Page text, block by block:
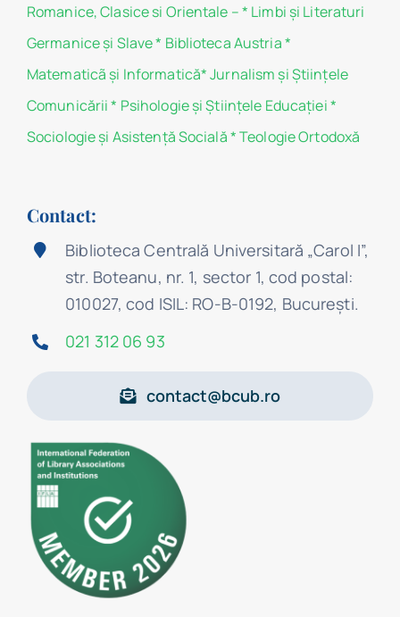
Romanice, Clasice si Orientale –* Limbi și Literaturi
Germanice şi Slave* Biblioteca Austria*
Matematicã și Informatică*Jurnalism şi Ştiinţele
Comunicării * Psihologie şi Ştiinţele Educaţiei*
Sociologie şi Asistenţă Socială*Teologie Ortodoxă
Contact:
Biblioteca Centrală Universitară „Carol I”,
str. Boteanu, nr. 1, sector 1, cod postal:
010027, cod ISIL: RO-B-0192, Bucureşti.
021 312 06 93
contact@bcub.ro